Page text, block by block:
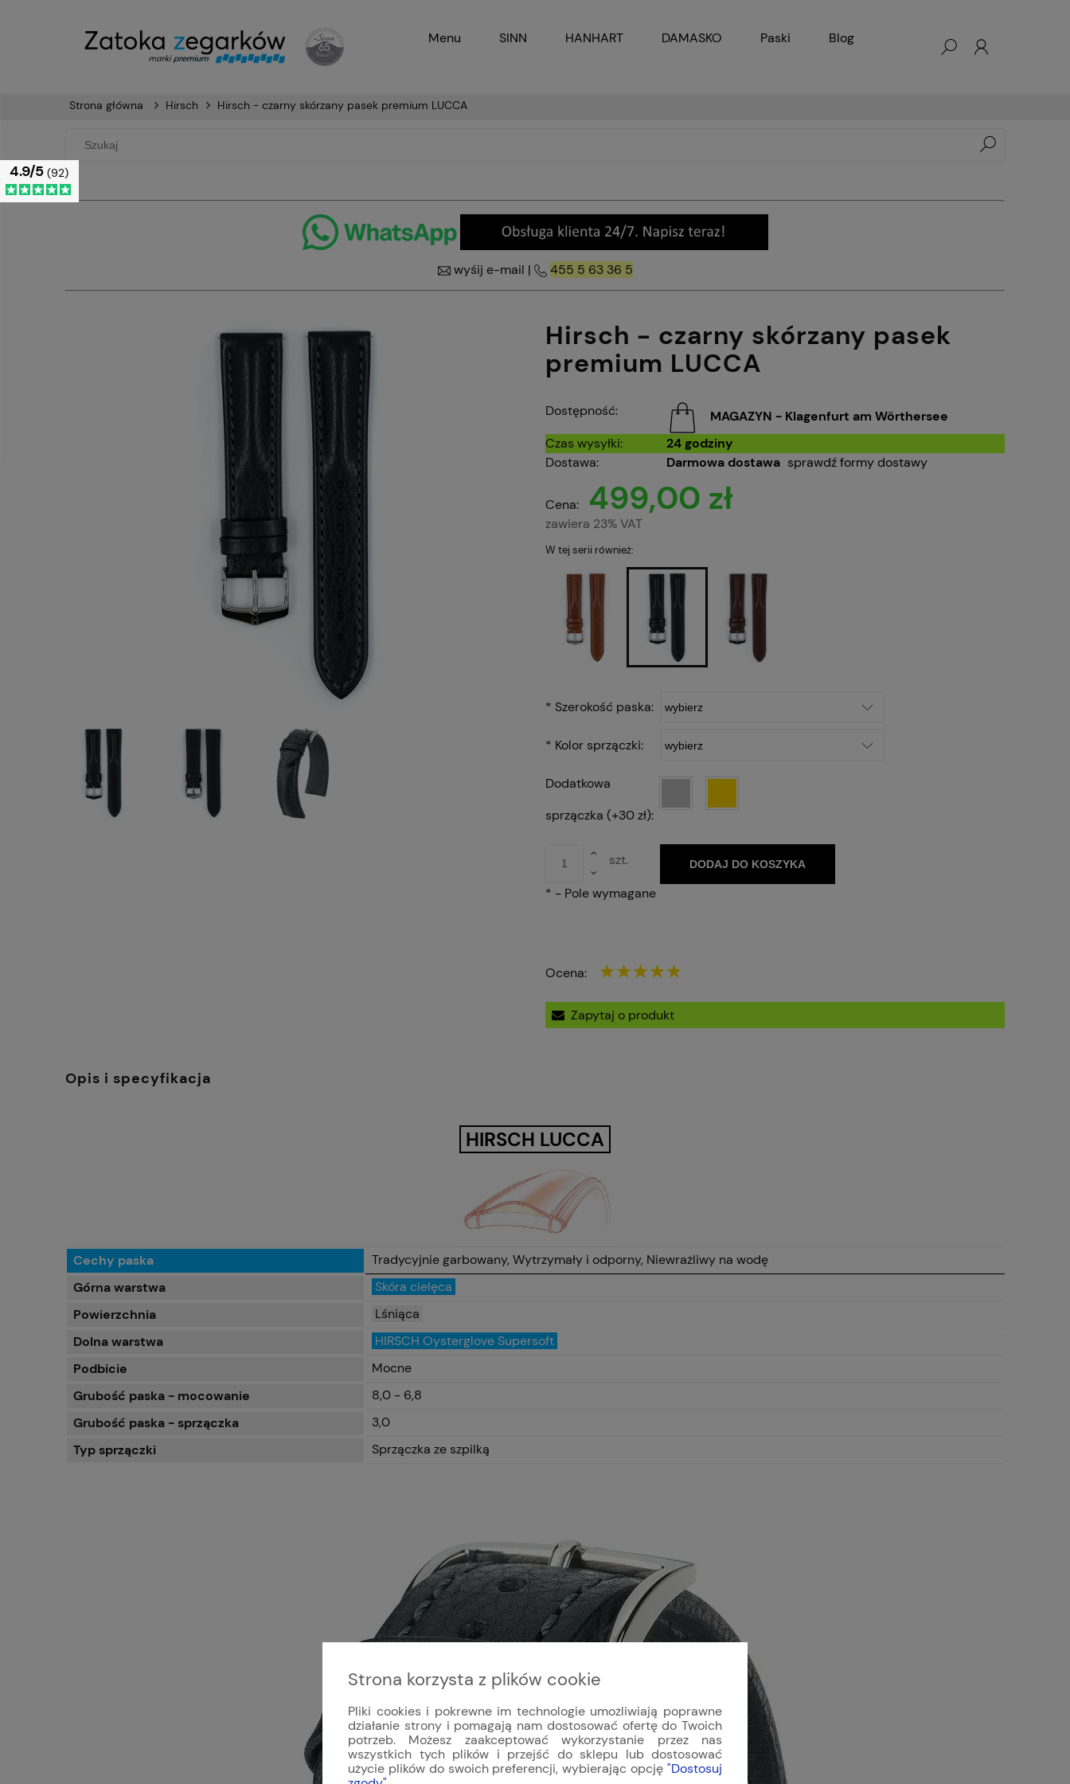
Menu SINN HANHART DAMASKO Paski Blog
Strona główna Hirsch Hirsch - czarny skórzany pasek premium LUCCA
wyśij e-mail | 455 5 63 36 5
Hirsch - czarny skórzany pasek
premium LUCCA
Dostępność:
MAGAZYN - Klagenfurt am Wörthersee
Czas wysyłki:
24 godziny
Dostawa:
Darmowa dostawa sprawdź formy dostawy
Cena: 499,00 zł
zawiera 23% VAT
W tej serii również:
* Szerokość paska:
* Kolor sprzączki:
Dodatkowa
sprzączka (+30 zł):
szt. DODAJ DO KOSZYKA
* - Pole wymagane
Ocena:
Zapytaj o produkt
Opis i specyfikacja
HIRSCH LUCCA
Cechy paska
Tradycyjnie garbowany, Wytrzymały i odporny, Niewrażliwy na wodę
Górna warstwa
Skóra cielęca
Powierzchnia
Lśniąca
Dolna warstwa
HIRSCH Oysterglove Supersoft
Podbicie
Mocne
Grubość paska - mocowanie
8,0 - 6,8
Grubość paska - sprzączka
3,0
Typ sprzączki
Sprzączka ze szpilką
Strona korzysta z plików cookie
Pliki cookies i pokrewne im technologie umożliwiają poprawne
działanie strony i pomagają nam dostosować ofertę do Twoich
potrzeb. Możesz zaakceptować wykorzystanie przez nas
wszystkich tych plików i przejść do sklepu lub dostosować
użycie plików do swoich preferencji, wybierając opcję "Dostosuj
4.9/5 (92)